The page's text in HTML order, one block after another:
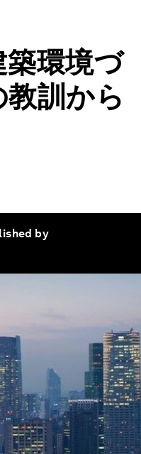
環境づ
教訓から
by